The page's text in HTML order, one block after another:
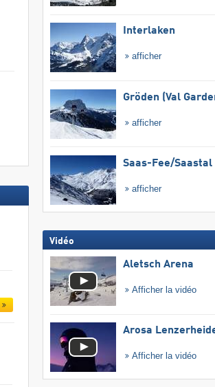
Interlaken
afficher
Gröden (Val
afficher
Saas-Fee/​Saastal
afficher
Vidéo
Aletsch Arena
Afficher la vidéo
Arosa
Afficher la vidéo